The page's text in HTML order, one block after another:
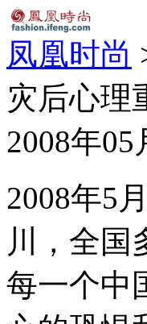
凤凰时尚
灾后心理
2008年05
2008年5
川，全国
每一个中